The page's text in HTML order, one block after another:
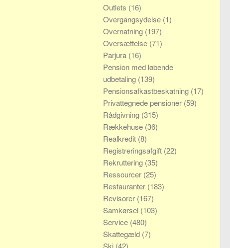
Outlets (16)
Overgangsydelse (1)
Overnatning (197)
Oversættelse (71)
Parjura (16)
Pension med løbende
udbetaling (139)
Pensionsafkastbeskatning (17)
Privattegnede pensioner (59)
Rådgivning (315)
Rækkehuse (36)
Realkredit (8)
Registreringsafgift (22)
Rekruttering (35)
Ressourcer (25)
Restauranter (183)
Revisorer (167)
Samkørsel (103)
Service (480)
Skattegæld (7)
Ski (42)